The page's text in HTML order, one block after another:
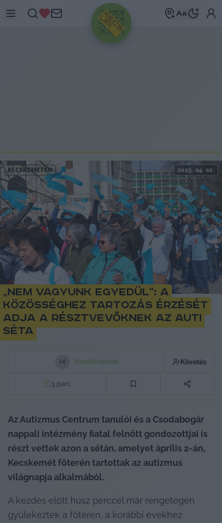
HIRDETÉS
KECSKEMÉTEN 2025. 04. 02.
„Nem vagyunk egyedül”: a
közösséghez tartozás érzését
adja a résztvevőknek az Auti
Séta
HI Hraskó István Követés
3 perc
Az Autizmus Centrum tanulói és a Csodabogár
nappali intézmény fiatal felnőtt gondozottjai is
részt vettek azon a sétán, amelyet április 2-án,
Kecskemét főterén tartottak az autizmus
világnapja alkalmából.
A kezdés előtt húsz perccel már rengetegen
gyülekeztek a főtéren, a korábbi évekhez